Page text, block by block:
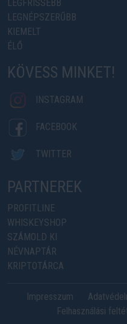
LEGFRISSEBB
LEGNÉPSZERŰBB
KIEMELT
ÉLŐ
KÖVESS MINKET!
INSTAGRAM
FACEBOOK
TWITTER
PARTNEREK
PROFITLINE
WHISKEYSHOP
SZÁMOLD KI
NÉVNAPTÁR
KRIPTOTÁRCA
Impresszum
Felhasználási